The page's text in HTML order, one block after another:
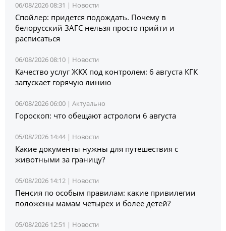
06/08/2026 08:31 | Новости
Спойлер: придется подождать. Почему в
белорусский ЗАГС нельзя просто прийти и
расписаться
06/08/2026 08:10 | Новости
Качество услуг ЖКХ под контролем: 6 августа КГК
запускает горячую линию
06/08/2026 06:00 | Актуально
Гороскоп: что обещают астрологи 6 августа
05/08/2026 14:44 | Новости
Какие документы нужны для путешествия с
животными за границу?
05/08/2026 14:12 | Новости
Пенсия по особым правилам: какие привилегии
положены мамам четырех и более детей?
05/08/2026 12:51 | Новости